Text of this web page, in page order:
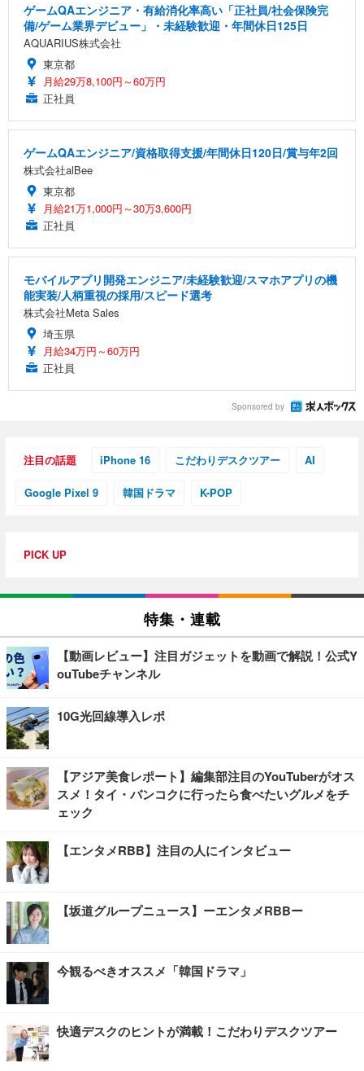
ゲームQAエンジニア・有給消化率高い「正社員/社会保険完
備/ゲーム業界デビュー」・未経験歓迎・年間休日125日
AQUARIUS株式会社
東京都
月給29万8,100円～60万円
正社員
ゲームQAエンジニア/資格取得支援/年間休日120日/賞与年2回
株式会社alBee
東京都
月給21万1,000円～30万3,600円
正社員
モバイルアプリ開発エンジニア/未経験歓迎/スマホアプリの機
能実装/人柄重視の採用/スピード選考
株式会社Meta Sales
埼玉県
月給34万円～60万円
正社員
Sponsored by
注目の話題 iPhone 16 こだわりデスクツアー AI
Google Pixel 9 韓国ドラマ K-POP
PICK UP
特集・連載
【動画レビュー】注目ガジェットを動画で解説！公式Y
ouTubeチャンネル
10G光回線導入レポ
【アジア美食レポート】編集部注目のYouTuberがオス
スメ！タイ・バンコクに行ったら食べたいグルメをチ
ェック
【エンタメRBB】注目の人にインタビュー
【坂道グループニュース】ーエンタメRBBー
今観るべきオススメ「韓国ドラマ」
快適デスクのヒントが満載！こだわりデスクツアー